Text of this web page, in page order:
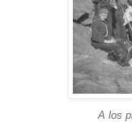
A los